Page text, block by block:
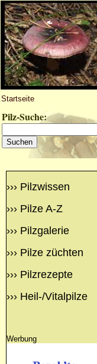
Startseite
Pilz-Suche:
››› Pilzwissen
››› Pilze A-Z
››› Pilzgalerie
››› Pilze züchten
››› Pilzrezepte
››› Heil-/Vitalpilze
Werbung